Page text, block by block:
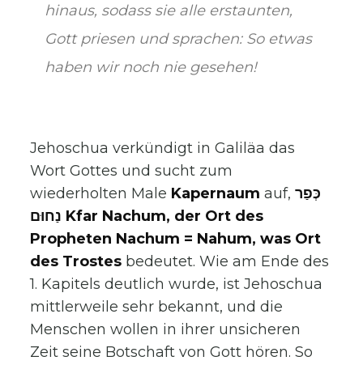
hinaus, sodass sie alle erstaunten,
Gott priesen und sprachen: So etwas
haben wir noch nie gesehen!
Jehoschua verkündigt in Galiläa das
Wort Gottes und sucht zum
wiederholten Male Kapernaum auf,כְּפַר
נַחוּם Kfar Nachum, der Ort des
Propheten Nachum = Nahum, was Ort
des Trostes bedeutet. Wie am Ende des
1. Kapitels deutlich wurde, ist Jehoschua
mittlerweile sehr bekannt, und die
Menschen wollen in ihrer unsicheren
Zeit seine Botschaft von Gott hören. So